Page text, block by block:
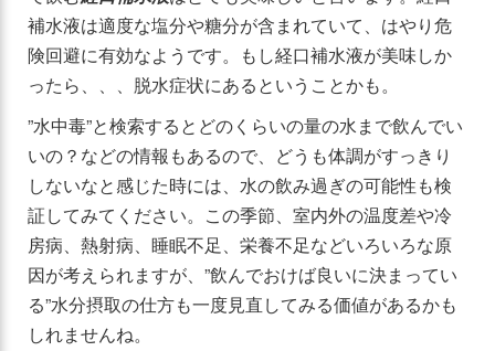
補水液は適度な塩分や糖分が含まれていて、はやり危
険回避に有効なようです。もし経口補水液が美味しか
ったら、、、脱水症状にあるということかも。
”水中毒”と検索するとどのくらいの量の水まで飲んでい
いの？などの情報もあるので、どうも体調がすっきり
しないなと感じた時には、水の飲み過ぎの可能性も検
証してみてください。この季節、室内外の温度差や冷
房病、熱射病、睡眠不足、栄養不足などいろいろな原
因が考えられますが、”飲んでおけば良いに決まってい
る”水分摂取の仕方も一度見直してみる価値があるかも
しれませんね。